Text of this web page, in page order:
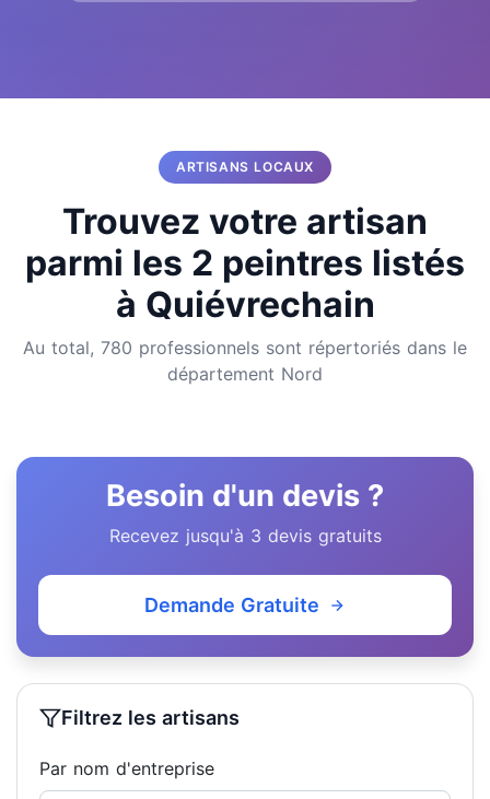
ARTISANS LOCAUX
Trouvez votre artisan
parmi les 2 peintres listés
à Quiévrechain
Au total, 780 professionnels sont répertoriés dans le
département Nord
Besoin d'un devis ?
Recevez jusqu'à 3 devis gratuits
Demande Gratuite
Filtrez les artisans
Par nom d'entreprise